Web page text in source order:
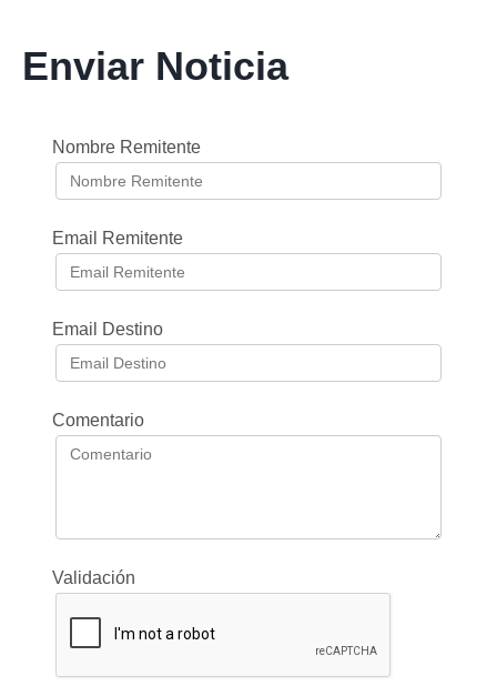
Enviar Noticia
Nombre Remitente
Email Remitente
Email Destino
Comentario
Validación